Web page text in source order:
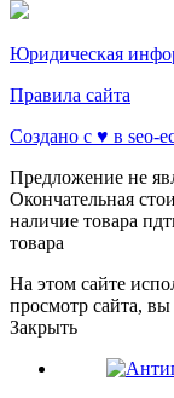
Юридическая
Правила сайта
Создано с ♥️ в seo-
Предложение не
Окончательная
наличие товара
товара
На этом сайте
просмотр сайта, вы
Закрыть